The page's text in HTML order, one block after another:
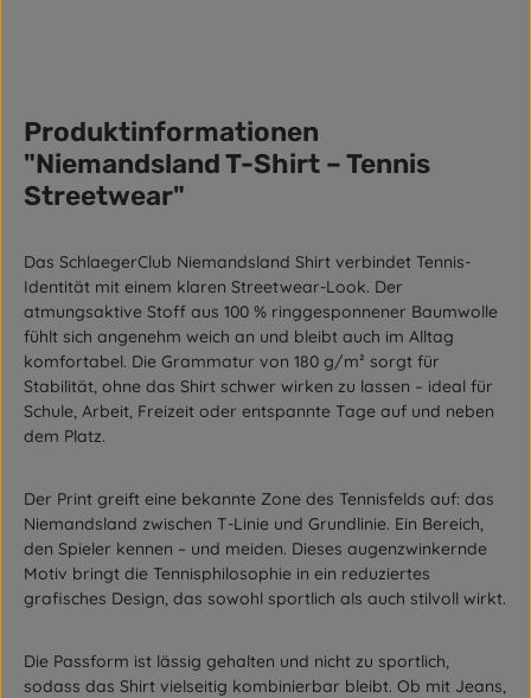
Produktinformationen
"Niemandsland T-Shirt – Tennis
Streetwear"
Das SchlaegerClub Niemandsland Shirt verbindet Tennis-
Identität mit einem klaren Streetwear-Look. Der
atmungsaktive Stoff aus 100 % ringgesponnener Baumwolle
fühlt sich angenehm weich an und bleibt auch im Alltag
komfortabel. Die Grammatur von 180 g/m² sorgt für
Stabilität, ohne das Shirt schwer wirken zu lassen – ideal für
Schule, Arbeit, Freizeit oder entspannte Tage auf und neben
dem Platz.
Der Print greift eine bekannte Zone des Tennisfelds auf: das
Niemandsland zwischen T-Linie und Grundlinie. Ein Bereich,
den Spieler kennen – und meiden. Dieses augenzwinkernde
Motiv bringt die Tennisphilosophie in ein reduziertes
grafisches Design, das sowohl sportlich als auch stilvoll wirkt.
Die Passform ist lässig gehalten und nicht zu sportlich,
sodass das Shirt vielseitig kombinierbar bleibt. Ob mit Jeans,